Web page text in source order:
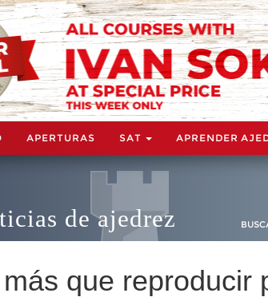
APERTURAS SAT APRENDER
de ajedrez
que reproducir